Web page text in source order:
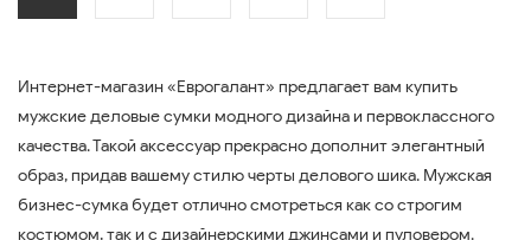
Интернет-магазин «Еврогалант» предлагает вам купить
мужские деловые сумки модного дизайна и первоклассного
качества. Такой аксессуар прекрасно дополнит элегантный
образ, придав вашему стилю черты делового шика. Мужская
бизнес-сумка будет отлично смотреться как со строгим
костюмом, так и с дизайнерскими джинсами и пуловером.